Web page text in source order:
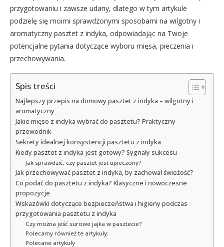
przygotowaniu i zawsze udany, dlatego w tym artykule
podzielę się moimi sprawdzonymi sposobami na wilgotny i
aromatyczny pasztet z indyka, odpowiadając na Twoje
potencjalne pytania dotyczące wyboru mięsa, pieczenia i
przechowywania.
Spis treści
Najlepszy przepis na domowy pasztet z indyka – wilgotny i
aromatyczny
Jakie mięso z indyka wybrać do pasztetu? Praktyczny
przewodnik
Sekrety idealnej konsystencji pasztetu z indyka
Kiedy pasztet z indyka jest gotowy? Sygnały sukcesu
Jak sprawdzić, czy pasztet jest upieczony?
Jak przechowywać pasztet z indyka, by zachował świeżość?
Co podać do pasztetu z indyka? Klasyczne i nowoczesne
propozycje
Wskazówki dotyczące bezpieczeństwa i higieny podczas
przygotowania pasztetu z indyka
Czy można jeść surowe jajka w pasztecie?
Polecamy również te artykuły:
Polecane artykuły